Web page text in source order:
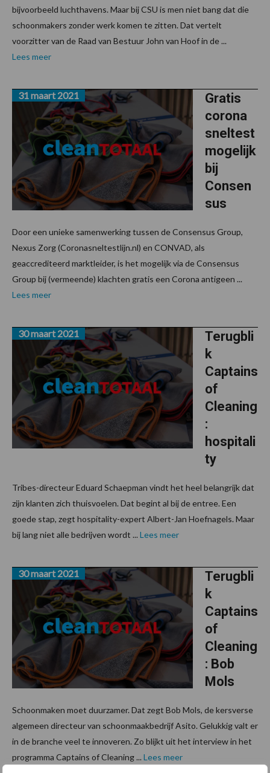
bijvoorbeeld luchthavens. Maar bij CSU is men niet bang dat die
schoonmakers zonder werk komen te zitten. Dat vertelt
voorzitter van de Raad van Bestuur John van Hoof in de ...
Lees meer
Gratis
corona
sneltest
mogelijk
bij
Consen
sus
31 maart 2021
Door een unieke samenwerking tussen de Consensus Group,
Nexus Zorg (Coronasneltestlijn.nl) en CONVAD, als
geaccrediteerd marktleider, is het mogelijk via de Consensus
Group bij (vermeende) klachten gratis een Corona antigeen ...
Lees meer
Terugbli
k
Captains
of
Cleaning
:
hospitali
ty
30 maart 2021
Tribes-directeur Eduard Schaepman vindt het heel belangrijk dat
zijn klanten zich thuisvoelen. Dat begint al bij de entree. Een
goede stap, zegt hospitality-expert Albert-Jan Hoefnagels. Maar
bij lang niet alle bedrijven wordt ...Lees meer
Terugbli
k
Captains
of
Cleaning
: Bob
Mols
30 maart 2021
Schoonmaken moet duurzamer. Dat zegt Bob Mols, de kersverse
algemeen directeur van schoonmaakbedrijf Asito. Gelukkig valt er
in de branche veel te innoveren. Zo blijkt uit het interview in het
programma Captains of Cleaning ...Lees meer